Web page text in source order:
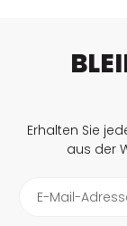
Erhalten Sie
aus der
E-Mail-